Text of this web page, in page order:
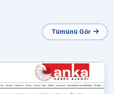
Tümünü Gör